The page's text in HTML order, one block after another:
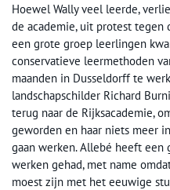
Hoewel Wally veel leerde,
de academie, uit protest
een grote groep leerlingen
conservatieve leermethoden
maanden in Dusseldorff te
landschapschilder Richard
terug naar de Rijksacademie,
geworden en haar niets meer
gaan werken. Allebé heeft een
werken gehad, met name
moest zijn met het eeuwige